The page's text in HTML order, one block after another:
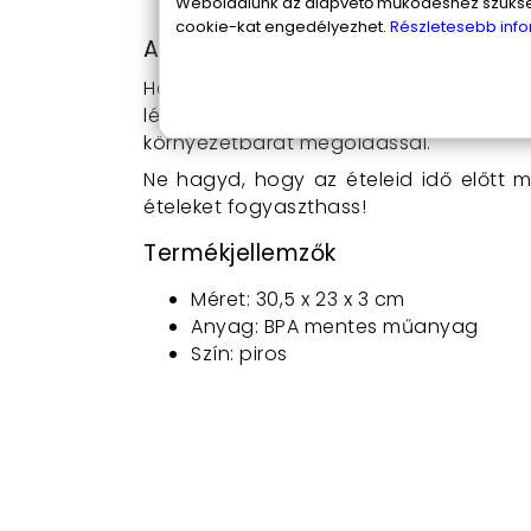
A termék használata
Használata rendkívül egyszerű:
légmentesen záródjon. A tálca
környezetbarát megoldással.
Ne hagyd, hogy az ételeid idő előtt
ételeket fogyaszthass!
Termékjellemzők
Méret: 30,5 x 23 x 3 cm
Anyag: BPA mentes műanyag
Szín: piros
cookie-kat engedélyezhet. Részletesebb